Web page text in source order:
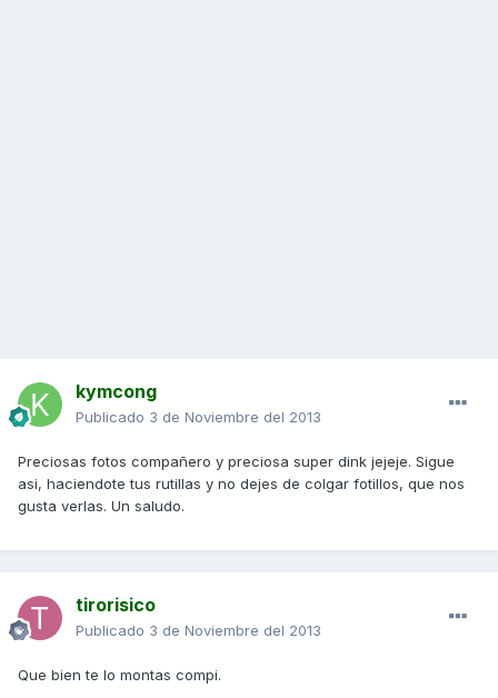
kymcong
Publicado 3 de Noviembre del 2013
Preciosas fotos compañero y preciosa super dink jejeje. Sigue
asi, haciendote tus rutillas y no dejes de colgar fotillos, que nos
gusta verlas. Un saludo.
tirorisico
Publicado 3 de Noviembre del 2013
Que bien te lo montas compi.